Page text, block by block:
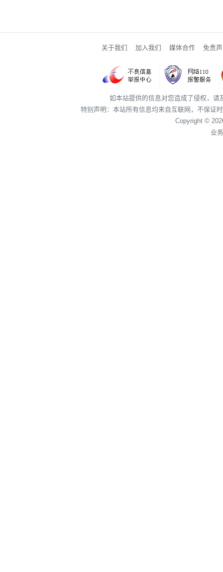
关于我们 加入我们 媒体合作 免责
如本站提供的信息对您造成了侵权，
特别声明：本站所有信息均来自互联网，不保证
Copyright ©
业